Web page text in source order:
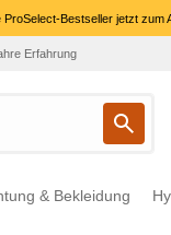
ProSelect-Bestseller jetzt zum
Erfahrung
& Bekleidung